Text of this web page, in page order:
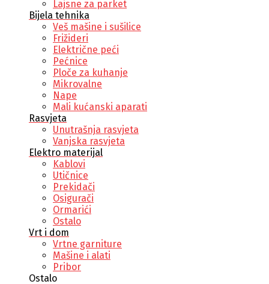
Lajsne za parket
Bijela tehnika
Veš mašine i sušilice
Frižideri
Električne peći
Pećnice
Ploče za kuhanje
Mikrovalne
Nape
Mali kućanski aparati
Rasvjeta
Unutrašnja rasvjeta
Vanjska rasvjeta
Elektro materijal
Kablovi
Utičnice
Prekidači
Osigurači
Ormarići
Ostalo
Vrt i dom
Vrtne garniture
Mašine i alati
Pribor
Ostalo